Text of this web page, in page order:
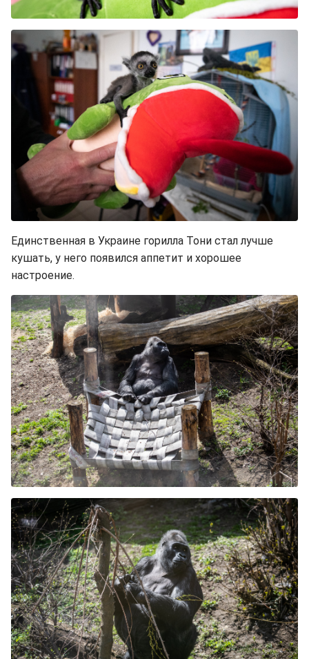
Единственная в Украине горилла Тони стал лучше
кушать, у него появился аппетит и хорошее
настроение.